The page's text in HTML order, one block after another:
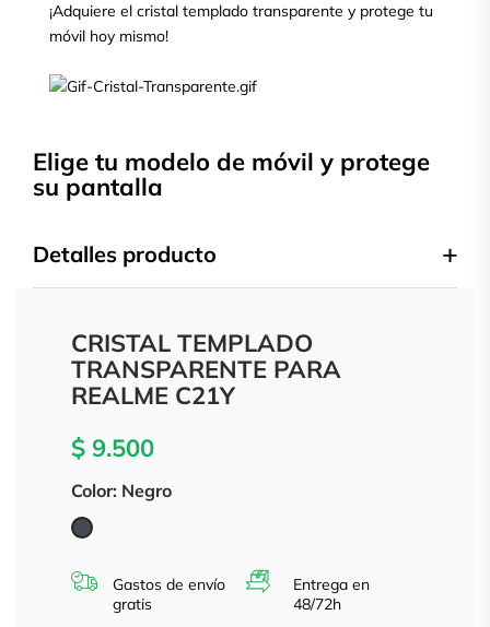
¡Adquiere el cristal templado transparente y protege tu
móvil hoy mismo!
Elige tu modelo de móvil y protege
su pantalla
Detalles producto
CRISTAL TEMPLADO
TRANSPARENTE PARA
REALME C21Y
$ 9.500
Color: Negro
Negro
Gastos de envío
gratis
Entrega en
48/72h